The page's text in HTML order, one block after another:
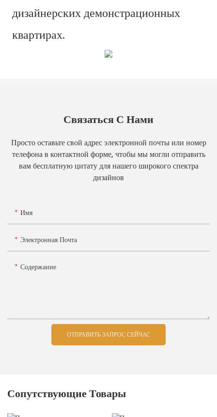
дизайнерских демонстрационных
квартирах.
Связаться С Нами
Просто оставьте свой адрес электронной почты или номер
телефона в контактной форме, чтобы мы могли отправить
вам бесплатную цитату для нашего широкого спектра
дизайнов
Имя
Электронная Почта
Содержание
ОТПРАВИТЬ ЗАПРОС СЕЙЧАС
Сопутствующие Товары